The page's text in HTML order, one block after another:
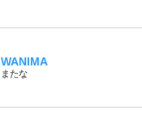
WANIMA
またな